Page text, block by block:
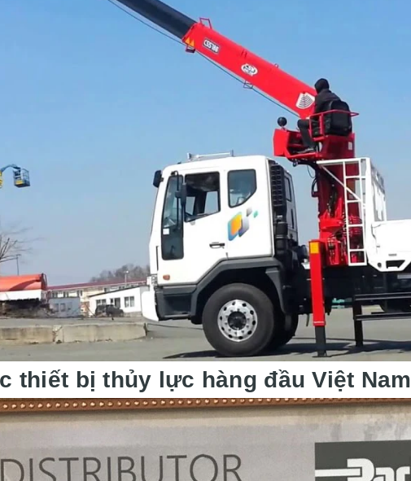
thiết bị thủy lực hàng đầu Việt Nam